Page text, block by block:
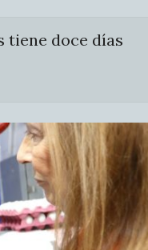
tiene doce días